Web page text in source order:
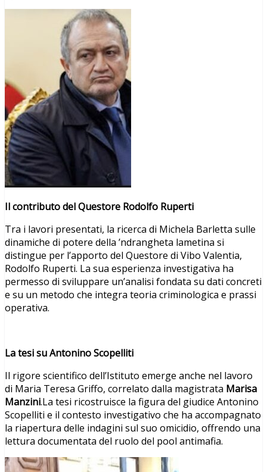
Il contributo del Questore Rodolfo Ruperti
Tra i lavori presentati, la ricerca di Michela Barletta sulle
dinamiche di potere della ’ndrangheta lametina si
distingue per l’apporto del Questore di Vibo Valentia,
Rodolfo Ruperti. La sua esperienza investigativa ha
permesso di sviluppare un’analisi fondata su dati concreti
e su un metodo che integra teoria criminologica e prassi
operativa.
La tesi su Antonino Scopelliti
Il rigore scientifico dell’Istituto emerge anche nel lavoro
di Maria Teresa Griffo, correlato dalla magistrata Marisa
Manzini.La tesi ricostruisce la figura del giudice Antonino
Scopelliti e il contesto investigativo che ha accompagnato
la riapertura delle indagini sul suo omicidio, offrendo una
lettura documentata del ruolo del pool antimafia.